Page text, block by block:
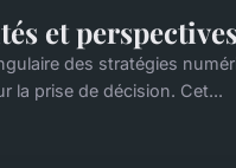
et
des stratégies
la prise de décision. Cet...